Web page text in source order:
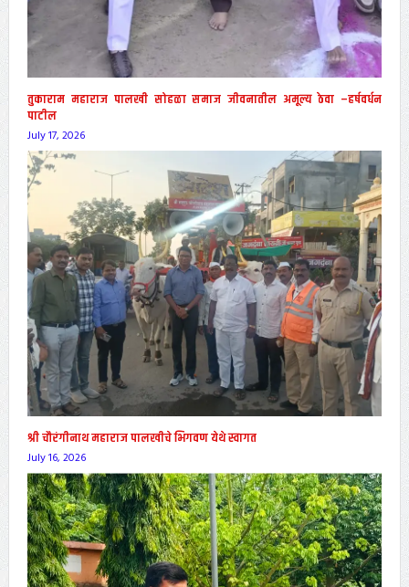
तुकाराम महाराज पालखी सोहळा समाज जीवनातील अमूल्य ठेवा –हर्षवर्धन
पाटील
July 17, 2026
श्री चौरंगीनाथ महाराज पालखीचे भिगवण येथे स्वागत
July 16, 2026